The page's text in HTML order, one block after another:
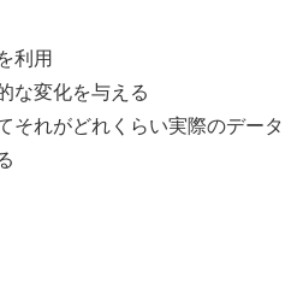
利用
な変化を与える
それがどれくらい実際のデータ